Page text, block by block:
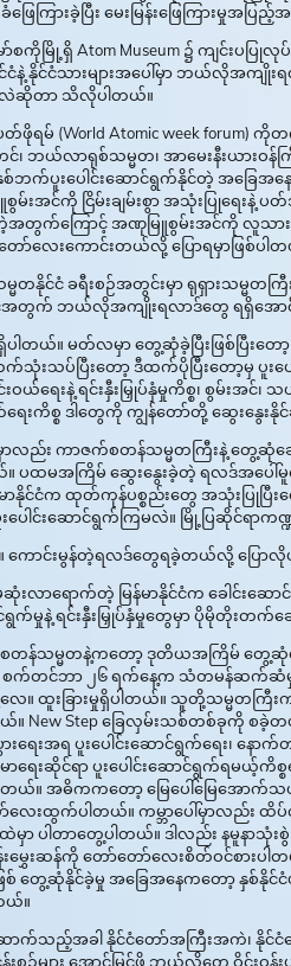
ေကြားခဲ့ပြီး မေးမြန်းဖြေကြားမှုအ
ာ်စကိုမြို့ရှိ Atom Museum ၌ ကျင်းပ
ငံနဲ့ နိုင်ငံသားများအပေါ်မှာ ဘယ်လို
လဲဆိုတာ သိလိုပါတယ်။
ရမ် (World Atomic week
ယ်လာရုစ်သမ္မတ၊ အာမေးနီးယားဝန်ကြီး
စ်ဘက်ပူးပေါင်းဆောင်ရွက်နိုင်တဲ့ အခြေ
င်ကို ငြိမ်းချမ်းစွာ အသုံးပြုရေးနဲ့ ပ
အတွက်ကြောင့် အဏုမြူစွမ်းအင်ကို လူသား
လေးကောင်းတယ်လို့ ပြောရမှာဖြစ်ပါ
မတနိုင်ငံ ခရီးစဉ်အတွင်းမှာ ရုရှားသမ္မ
အတွက် ဘယ်လိုအကျိုးရလာဒ်တွေ ရရှိအော
ရှိပါတယ်။ မတ်လမှာ တွေ့ဆုံခဲ့ပြီးဖြစ်ပ
းသပ်ပြီးတော့ ဒီထက်ပိုပြီးတော့မှ ပူး
ယ်ရေးနဲ့ ရင်းနှီးမြှုပ်နှံမှုကိစ္စ၊ စွမ်းအင်၊
းကိစ္စ ဒါတွေကို ကျွန်တော်တို့ ဆွေးနွေးနို
း ကာဇက်စတန်သမ္မတကြီးနဲ့ တွေ့ဆုံဆွေ
ပထမအကြိမ် ဆွေးနွေးခဲ့တဲ့ ရလဒ်အပေ
န်မာနိုင်ငံက ထုတ်ကုန်ပစ္စည်းတွေ အသုံးပ
ါင်းဆောင်ရွက်ကြမလဲ။ မြို့ပြဆိုင်ရာက
ကောင်းမွန်တဲ့ရလဒ်တွေရခဲ့တယ်လို့ ပြောလို
းလာရောက်တဲ့ မြန်မာနိုင်ငံက ခေါင်းဆ
ာင်ရွက်မှုနဲ့ ရင်းနှီးမြှုပ်နှံမှုတွေမှာ ပိုမိုတို
က်စတန်သမ္မတနဲ့ကတော့ ဒုတိယအကြိမ် တွေ့
၊ စက်တင်ဘာ ၂၆ ရက်နေ့က သံတမန်ဆက်ဆံ
။ ထူးခြားမှုရှိပါတယ်။ သူတို့သမ္မတကြီး
New Step ခြေလှမ်းသစ်တစ်ခုကို စခဲ့တ
ေးအရ ပူးပေါင်းဆောင်ရွက်ရေး၊ နောက်
မာရေးဆိုင်ရာ ပူးပေါင်းဆောင်ရွက်ရမ
။ အဓိကကတော့ မြေပေါ်မြေအောက်သ
လေးထွက်ပါတယ်။ ကမ္ဘာပေါ်မှာလည်း ထိ
ာ ပါတာတွေ့ပါတယ်။ ဒါလည်း နမူနာသုံ
းမွှေးဆန်ကို တော်တော်လေးစိတ်ဝင်စားပ
စ် တွေ့ဆုံနိုင်ခဲ့မှု အခြေအနေကတော့ နှစ်နို
ယ်။
သည့်အခါ နိုင်ငံတော်အကြီးအကဲ၊ နိုင်ငံ
းစဉ်များ အောင်မြင်ဖို့ ဘယ်လိုတွေ ဝိုင်